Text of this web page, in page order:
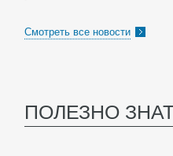
Смотреть все новости
ПОЛЕЗНО